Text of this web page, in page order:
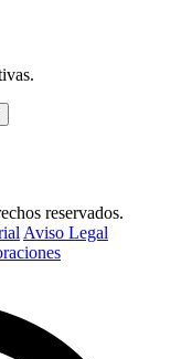
reservados.
Aviso Legal